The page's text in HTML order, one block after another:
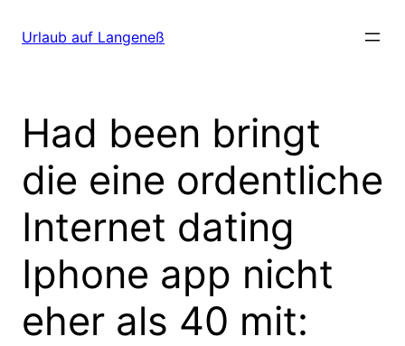
zumUrlaub auf Langeneß
Had been bringt
die eine ordentliche
Internet dating
Iphone app nicht
eher als 40 mit: